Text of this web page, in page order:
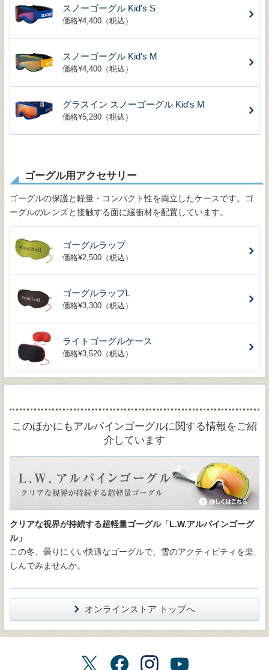
スノーゴーグル Kid's S
価格¥4,400（税込）
スノーゴーグル Kid's M
価格¥4,400（税込）
グラスイン スノーゴーグル Kid's M
価格¥5,280（税込）
ゴーグル用アクセサリー
ゴーグルの保護と軽量・コンパクト性を両立したケースです。ゴ
ーグルのレンズと接触する面に緩衝材を配置しています。
ゴーグルラップ
価格¥2,500（税込）
ゴーグルラップL
価格¥3,300（税込）
ライトゴーグルケース
価格¥3,520（税込）
このほかにもアルパインゴーグルに関する情報をご紹
介しています
クリアな視界が持続する超軽量ゴーグル「L.W.アルパインゴーグ
ル」
この冬、曇りにくい快適なゴーグルで、雪のアクティビティを楽
しんでみませんか。
オンラインストア トップへ